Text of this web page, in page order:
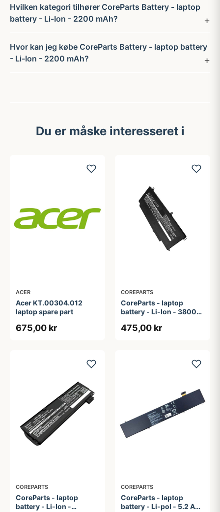
Hvilken kategori tilhører CoreParts Battery - laptop
battery - Li-Ion - 2200 mAh?
Hvor kan jeg købe CoreParts Battery - laptop battery
- Li-Ion - 2200 mAh?
Du er måske interesseret i
ACER
Acer KT.00304.012
laptop spare part
675,00 kr
COREPARTS
CoreParts - laptop
battery - Li-Ion - 3800
475,00 kr
COREPARTS
CoreParts - laptop
battery - Li-Ion -
COREPARTS
CoreParts - laptop
battery - Li-pol - 5.2 Ah -